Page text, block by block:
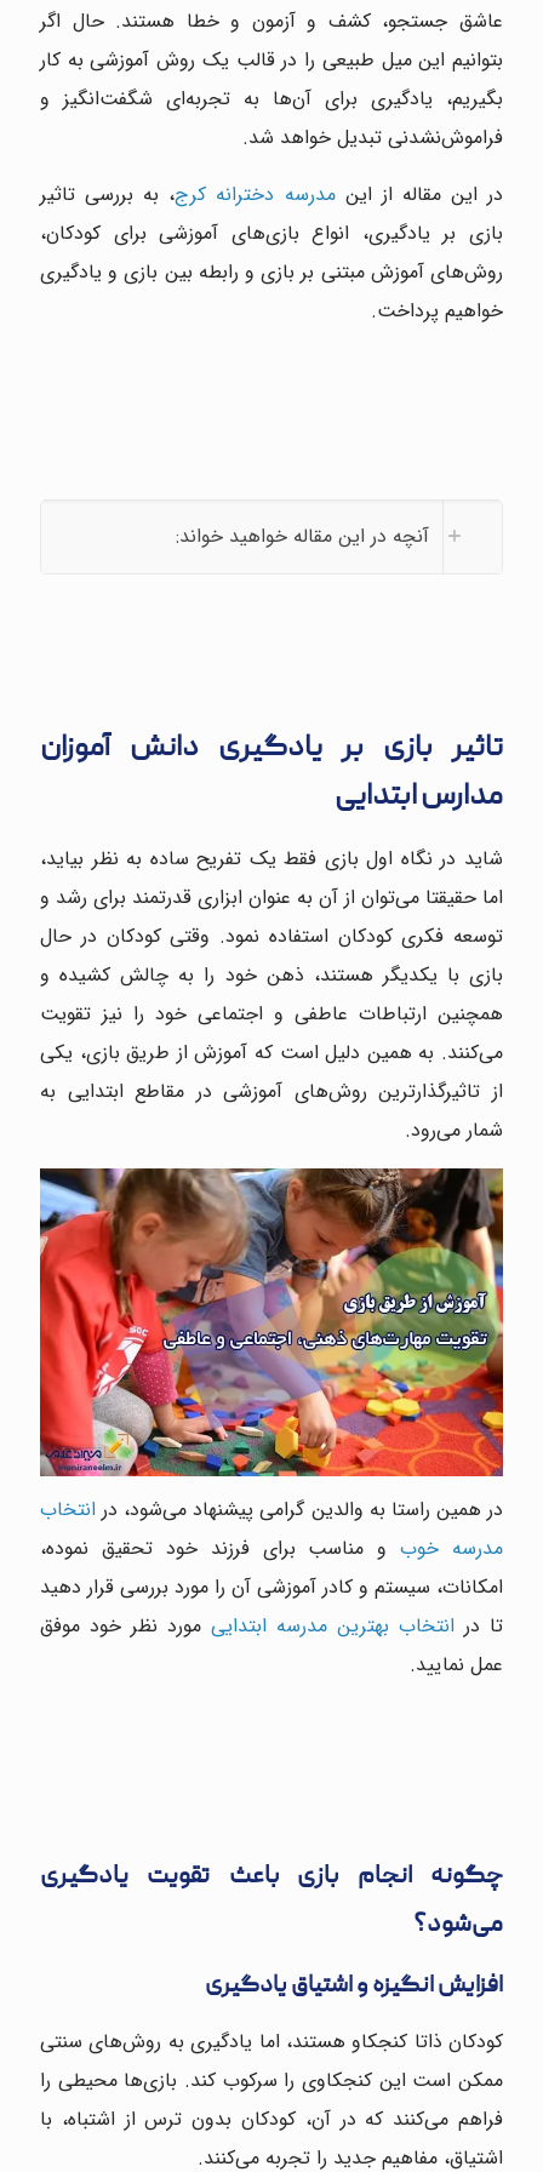
عاشق جستجو، کشف و آزمون و خطا هستند. حال اگر
بتوانیم این میل طبیعی را در قالب یک روش آموزشی به کار
بگیریم، یادگیری برای آن‌ها به تجربه‌ای شگفت‌انگیز و
فراموش‌نشدنی تبدیل خواهد شد.
در این مقاله از اینمدرسه دخترانه کرج، به بررسی تاثیر
بازی بر یادگیری، انواع بازی‌های آموزشی برای کودکان،
روش‌های آموزش مبتنی بر بازی و رابطه بین بازی و یادگیری
خواهیم پرداخت.
آنچه در این مقاله خواهید خواند:
تاثیر بازی بر یادگیری دانش آموزان
مدارس ابتدایی
شاید در نگاه اول بازی فقط یک تفریح ساده به نظر بیاید،
اما حقیقتا می‌توان از آن به عنوان ابزاری قدرتمند برای رشد و
توسعه فکری کودکان استفاده نمود. وقتی کودکان در حال
بازی با یکدیگر هستند، ذهن خود را به چالش کشیده و
همچنین ارتباطات عاطفی و اجتماعی خود را نیز تقویت
می‌کنند. به همین دلیل است که آموزش از طریق بازی، یکی
از تاثیرگذارترین روش‌های آموزشی در مقاطع ابتدایی به
شمار می‌رود.
در همین راستا به والدین گرامی پیشنهاد می‌شود، در انتخاب
مدرسه خوبو مناسب برای فرزند خود تحقیق نموده،
امکانات، سیستم و کادر آموزشی آن را مورد بررسی قرار دهید
تا در انتخاب بهترین مدرسه ابتدایی مورد نظر خود موفق
عمل نمایید.
چگونه انجام بازی باعث تقویت یادگیری
می‌شود؟
افزایش انگیزه و اشتیاق یادگیری
کودکان ذاتا کنجکاو هستند، اما یادگیری به روش‌های سنتی
ممکن است این کنجکاوی را سرکوب کند. بازی‌ها محیطی را
فراهم می‌کنند که در آن، کودکان بدون ترس از اشتباه، با
اشتیاق، مفاهیم جدید را تجربه می‌کنند.